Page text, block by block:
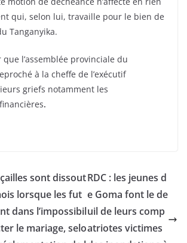
qui, selon lui, travaille pour le bien de
Tanganyika.
l’assemblée provinciale du
à la cheffe de l’exécutif
griefs notamment les
.
sont dissout
lorsque les fut
dans l’impossibil
le mariage, selo
RDC : les jeunes d
e Goma font le de
uil de leurs comp
atriotes victimes